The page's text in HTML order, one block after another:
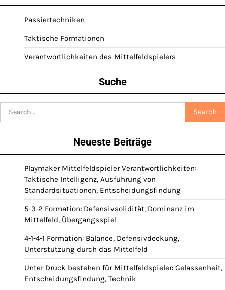
Passiertechniken
Taktische Formationen
Verantwortlichkeiten des Mittelfeldspielers
Suche
Neueste Beiträge
Playmaker Mittelfeldspieler Verantwortlichkeiten:
Taktische Intelligenz, Ausführung von
Standardsituationen, Entscheidungsfindung
5-3-2 Formation: Defensivsolidität, Dominanz im
Mittelfeld, Übergangsspiel
4-1-4-1 Formation: Balance, Defensivdeckung,
Unterstützung durch das Mittelfeld
Unter Druck bestehen für Mittelfeldspieler: Gelassenheit,
Entscheidungsfindung, Technik